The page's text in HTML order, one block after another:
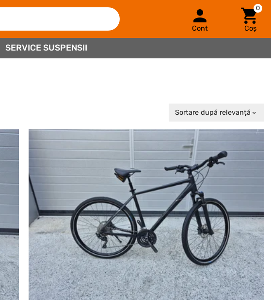
Cont Coș
0
SERVICE SUSPENSII
Sortare după relevanță